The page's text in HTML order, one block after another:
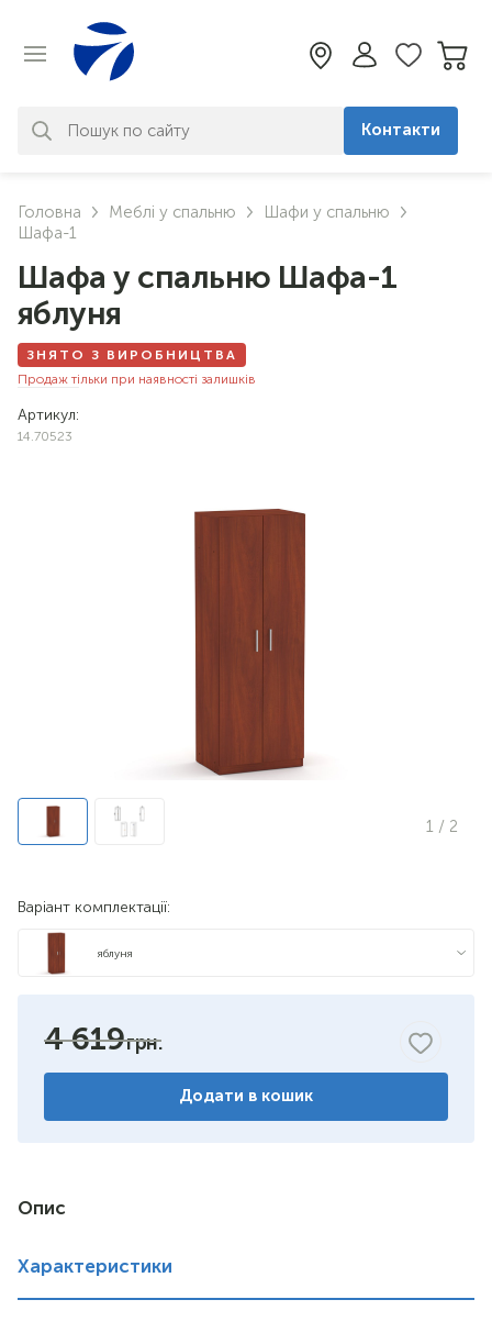
знайдено. Уточніть свій запит
Контакти
Головна Меблі у спальню
Шафи у спальню
Шафа-1
Шафа у спальню Шафа-1
яблуня
ЗНЯТО З ВИРОБНИЦТВА
Продаж тільки при наявності залишків
Артикул:
14.70523
1 / 2
Варіант комплектації:
яблуня
горіх
4 619
Додати в кошик
Опис
Характеристики